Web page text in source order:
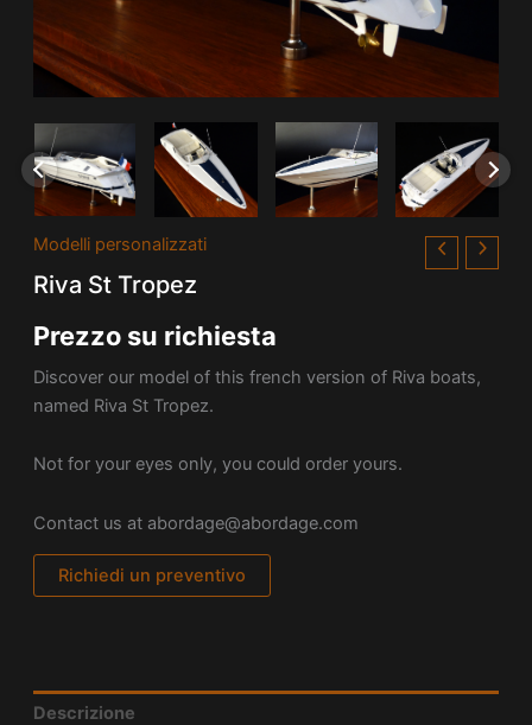
Modelli personalizzati
Riva St Tropez
Prezzo su richiesta
Discover our model of this french version of Riva boats,
named Riva St Tropez.
Not for your eyes only, you could order yours.
Contact us at abordage@abordage.com
Richiedi un preventivo
Descrizione